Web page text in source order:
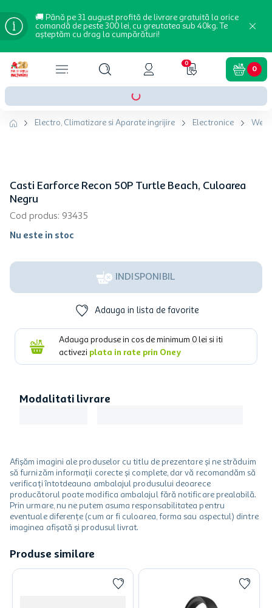
🚚 Până pe 31 august profită de livrare gratuită la orice
comandă de peste 300 lei, cu greutatea sub 40kg. Te
așteptăm cu drag la cumpărături!
0
0
Electro, Climatizare si Aparate ingrijire Electronice
Casti Earforce Recon 50P Turtle Beach, Culoarea
Negru
Cod produs: 93435
Nu este in stoc
INDISPONIBIL
Adauga in lista de favorite
Adauga produse in cos de minimum 0 lei si iti
activezi plata in rate prin Oney
Modalitati livrare
Afișăm imagini ale produselor cu titlu de prezentare și ne străduim
să furnizăm informații corecte și complete, dar vă recomandăm să
verificați întotdeauna ambalajul produsului deoarece
producătorul poate modifica ambalajul fără notificare prealabilă.
Prin urmare, nu ne putem asuma responsabilitatea pentru
eventuale diferențe (cum ar fi culoarea, forma sau aspectul) dintre
imaginea afișată și produsul livrat.
Produse similare